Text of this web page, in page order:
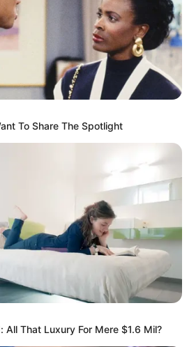
To Share The Spotlight
All That Luxury For Mere $1.6 Mil?